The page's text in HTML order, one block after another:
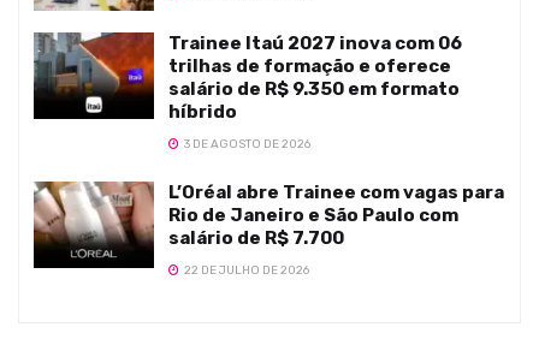
Trainee Itaú 2027 inova com 06
trilhas de formação e oferece
salário de R$ 9.350 em formato
híbrido
3 DE AGOSTO DE 2026
L’Oréal abre Trainee com vagas para
Rio de Janeiro e São Paulo com
salário de R$ 7.700
22 DE JULHO DE 2026